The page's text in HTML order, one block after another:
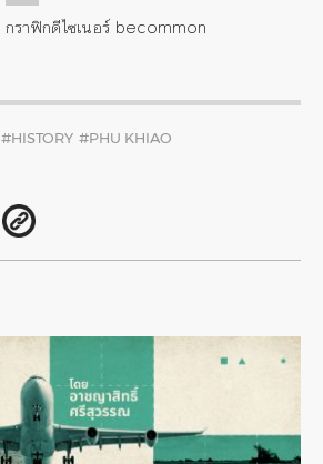
กราฟิกดีไซเนอร์ becommon
#HISTORY #PHU KHIAO